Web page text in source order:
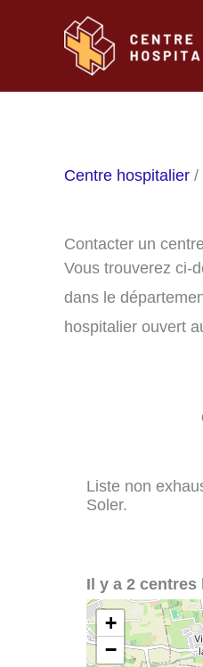
Centre hospitalier /
Contacter un
Vous trouverez ci-
dans le
hospitalier ouvert
Liste non
Soler.
Il y a 2
+
−